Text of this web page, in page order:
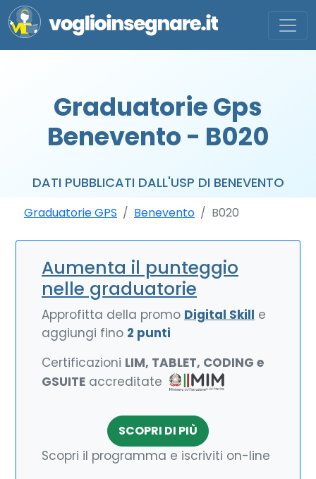
Graduatorie Gps
Benevento - B020
DATI PUBBLICATI DALL'USP DI BENEVENTO
Graduatorie GPS Benevento B020
Aumenta il punteggio
nelle graduatorie
Approfitta della promo Digital Skill e
aggiungi fino 2 punti
Certificazioni LIM, TABLET, CODING e
GSUITE accreditate
SCOPRI DI PIÙ
Scopri il programma e iscriviti on-line